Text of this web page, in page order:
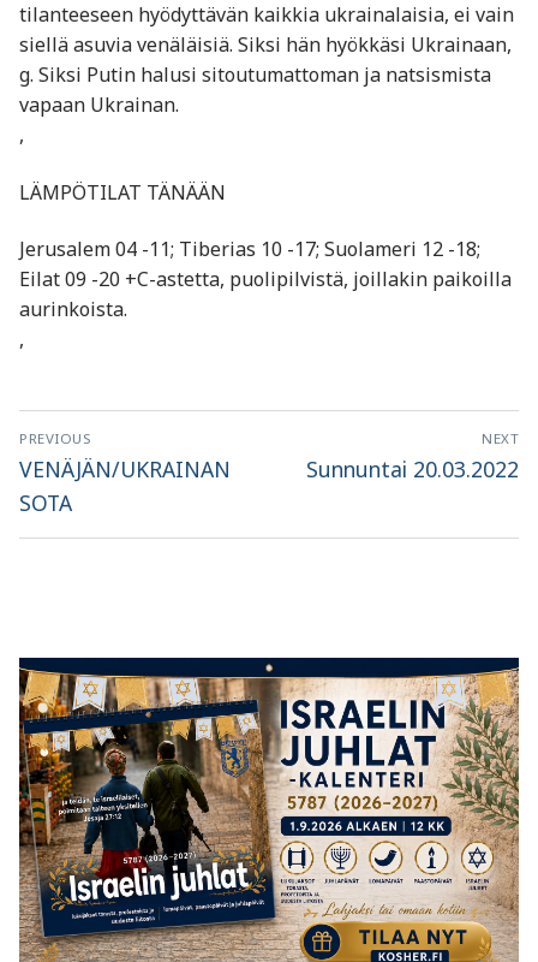
tilanteeseen hyödyttävän kaikkia ukrainalaisia, ei vain
siellä asuvia venäläisiä. Siksi hän hyökkäsi Ukrainaan,
g. Siksi Putin halusi sitoutumattoman ja natsismista
vapaan Ukrainan.
,
LÄMPÖTILAT TÄNÄÄN
Jerusalem 04 -11; Tiberias 10 -17; Suolameri 12 -18;
Eilat 09 -20 +C-astetta, puolipilvistä, joillakin paikoilla
aurinkoista.
,
Artikkelien
selaus
PREVIOUS
Previous
post:
VENÄJÄN/UKRAINAN
SOTA
NEXT
Next
Sunnuntai 20.03.2022